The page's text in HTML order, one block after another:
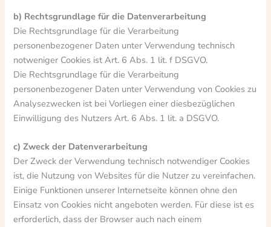
b) Rechtsgrundlage für die Datenverarbeitung
Die Rechtsgrundlage für die Verarbeitung
personenbezogener Daten unter Verwendung technisch
notweniger Cookies ist Art. 6 Abs. 1 lit. f DSGVO.
Die Rechtsgrundlage für die Verarbeitung
personenbezogener Daten unter Verwendung von Cookies zu
Analysezwecken ist bei Vorliegen einer diesbezüglichen
Einwilligung des Nutzers Art. 6 Abs. 1 lit. a DSGVO.
c) Zweck der Datenverarbeitung
Der Zweck der Verwendung technisch notwendiger Cookies
ist, die Nutzung von Websites für die Nutzer zu vereinfachen.
Einige Funktionen unserer Internetseite können ohne den
Einsatz von Cookies nicht angeboten werden. Für diese ist es
erforderlich, dass der Browser auch nach einem